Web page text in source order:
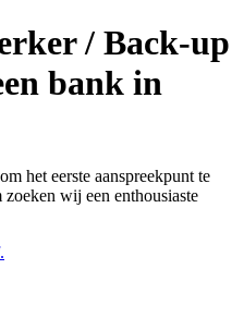
/ Back-up
bank in
het eerste aanspreekpunt te
wij een enthousiaste